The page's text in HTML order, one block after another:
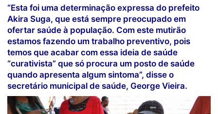
“Esta foi uma determinação expressa do prefeito
Akira Suga, que está sempre preocupado em
ofertar saúde à população. Com este mutirão
estamos fazendo um trabalho preventivo, pois
temos que acabar com essa ideia de saúde
“curativista” que só procura um posto de saúde
quando apresenta algum sintoma”, disse o
secretário municipal de saúde, George Vieira.